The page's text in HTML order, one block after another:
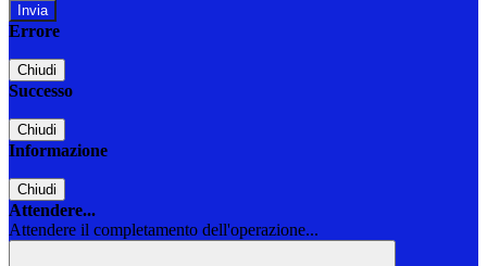
Errore
Chiudi
Successo
Chiudi
Informazione
Chiudi
Attendere...
Attendere il completamento dell'operazione...